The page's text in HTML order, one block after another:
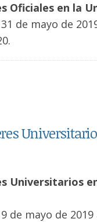
Oficiales en la
de mayo de
Universitarios
de mayo de